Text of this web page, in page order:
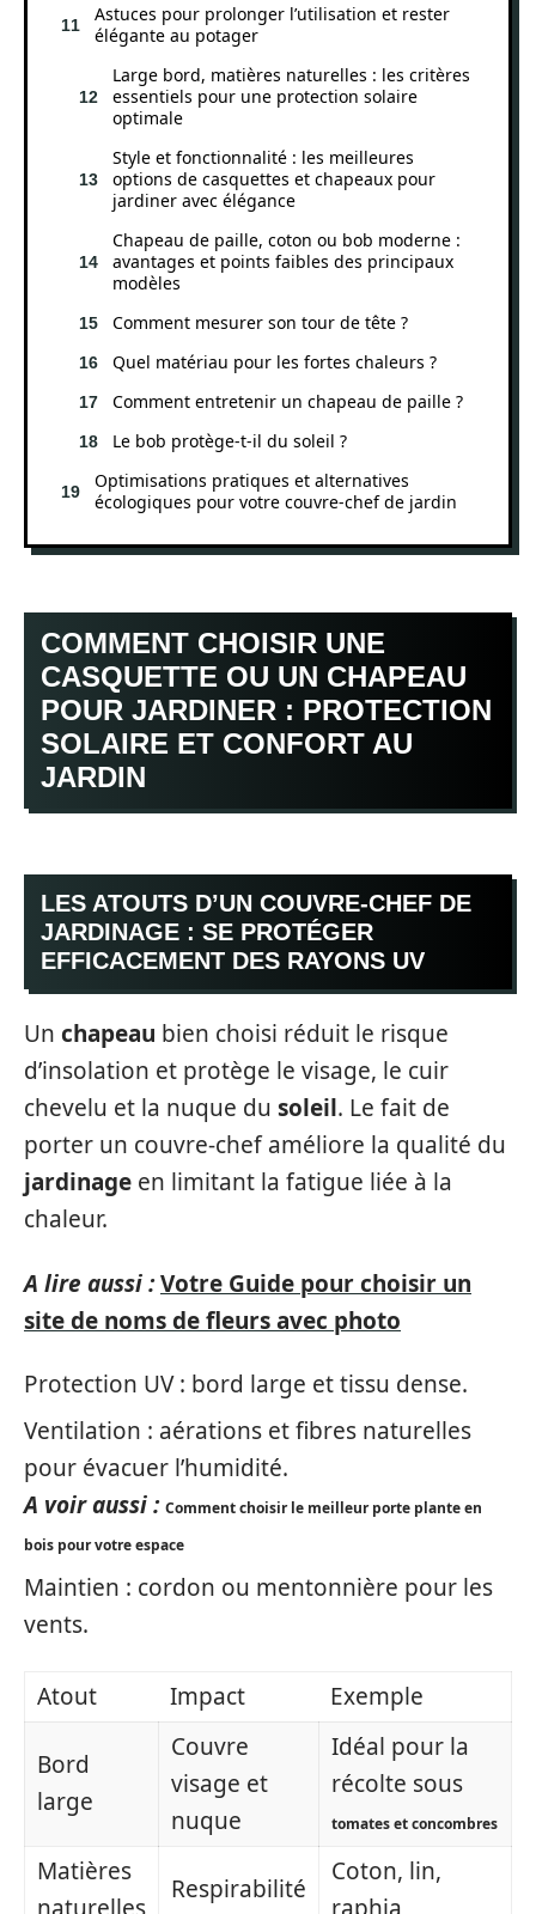
Astuces pour prolonger l’utilisation et rester
élégante au potager
Large bord, matières naturelles : les critères
essentiels pour une protection solaire
optimale
Style et fonctionnalité : les meilleures
options de casquettes et chapeaux pour
jardiner avec élégance
Chapeau de paille, coton ou bob moderne :
avantages et points faibles des principaux
modèles
Comment mesurer son tour de tête ?
Quel matériau pour les fortes chaleurs ?
Comment entretenir un chapeau de paille ?
Le bob protège-t-il du soleil ?
Optimisations pratiques et alternatives
écologiques pour votre couvre‑chef de jardin
COMMENT CHOISIR UNE
CASQUETTE OU UN CHAPEAU
POUR JARDINER : PROTECTION
SOLAIRE ET CONFORT AU
JARDIN
LES ATOUTS D’UN COUVRE-CHEF DE
JARDINAGE : SE PROTÉGER
EFFICACEMENT DES RAYONS UV
Un chapeau bien choisi réduit le risque
d’insolation et protège le visage, le cuir
chevelu et la nuque du soleil. Le fait de
porter un couvre-chef améliore la qualité du
jardinage en limitant la fatigue liée à la
chaleur.
A lire aussi :Votre Guide pour choisir un
site de noms de fleurs avec photo
Protection UV : bord large et tissu dense.
Ventilation : aérations et fibres naturelles
pour évacuer l’humidité.
A voir aussi : Comment choisir le meilleur porte plante en
bois pour votre espace
Maintien : cordon ou mentonnière pour les
vents.
Atout Impact Exemple
Bord
large
Couvre
visage et
nuque
Idéal pour la
récolte sous
tomates et concombres
Matières
naturelles
Respirabilité
Coton, lin,
raphia